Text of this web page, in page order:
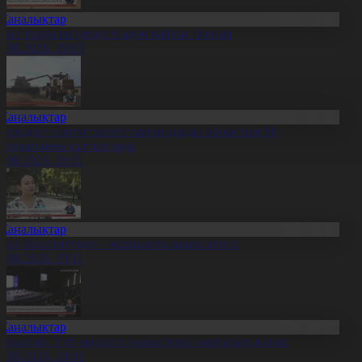
тұзды көлдерде 6 адам қайтыс болған
20:13
солтүстіктегі тұрғындарды облыстың 90
құттықтады
20:11
Конституция – жарқын болашақ кепілі
20:11
Үгіт-насихат жұмыстары жалғасып жатыр
20:01